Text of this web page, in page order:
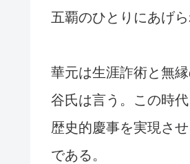
五覇のひとりにあげ
華元は生涯詐術と無
谷氏は言う。この時
歴史的慶事を実現さ
である。